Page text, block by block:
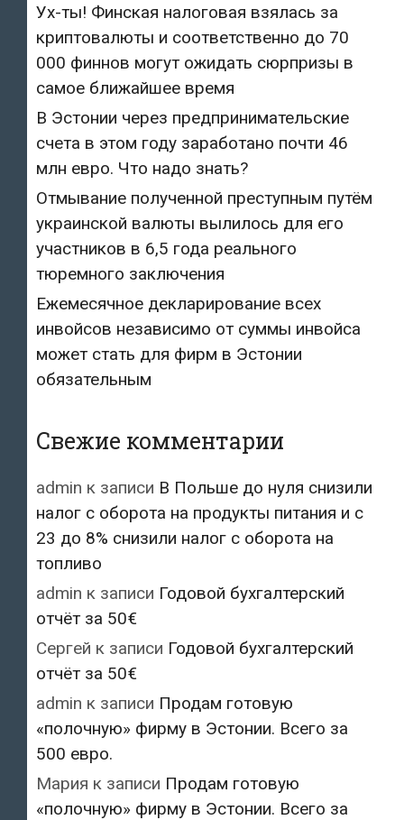
Ух-ты! Финская налоговая взялась за
криптовалюты и соответственно до 70
000 финнов могут ожидать сюрпризы в
самое ближайшее время
В Эстонии через предпринимательские
счета в этом году заработано почти 46
млн евро. Что надо знать?
Отмывание полученной преступным путём
украинской валюты вылилось для его
участников в 6,5 года реального
тюремного заключения
Ежемесячное декларирование всех
инвойсов независимо от суммы инвойса
может стать для фирм в Эстонии
обязательным
Свежие комментарии
admin к записи В Польше до нуля снизили
налог с оборота на продукты питания и с
23 до 8% снизили налог с оборота на
топливо
admin к записи Годовой бухгалтерский
отчёт за 50€
Сергей к записи Годовой бухгалтерский
отчёт за 50€
admin к записи Продам готовую
«полочную» фирму в Эстонии. Всего за
500 евро.
Мария к записи Продам готовую
«полочную» фирму в Эстонии. Всего за